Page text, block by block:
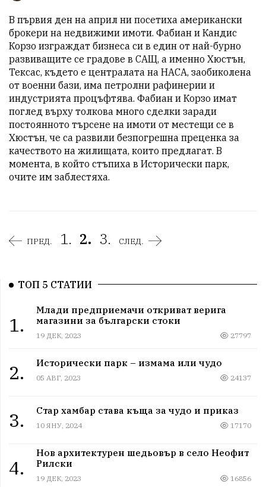
В първия ден на април ни посетиха американски
брокери на недвижими имоти. Фабиан и Кандис
Корзо изграждат бизнеса си в един от най-бурно
развиващите се градове в САЩ, а именно Хюстън,
Тексас, където е централата на НАСА, заобиколена
от военни бази, има петролни рафинерии и
индустрията процъфтява. Фабиан и Корзо имат
поглед върху толкова много сделки заради
постоянното търсене на имоти от местещи се в
Хюстън, че са развили безпогрешна преценка за
качеството на жилищата, които предлагат. В
момента, в който стъпиха в Исторически парк,
очите им заблестяха.
ПРЕД. 1. 2. 3. СЛЕД.
ТОП 5 СТАТИИ
1.
Млади предприемачи откриват верига
магазини за български стоки
19 ДЕК, 2023 27797
2. Исторически парк – измама или чудо
05 АВГ, 2023 24137
3. Стар хамбар става къща за чудо и приказ
10 ЯНУ, 2024 17170
4.
Нов архитектурен шедьовър в село Неофит
Рилски
19 ДЕК, 2023 16856